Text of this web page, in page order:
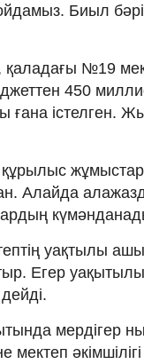
Биыл
№19
450
істелген.
құрылыс
Алайда
уақтылы
Егер
мердігер
мектеп